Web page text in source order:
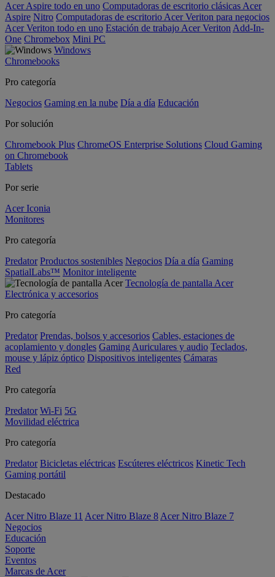
Acer Aspire todo en uno Computadoras de escritorio clásicas Acer
Aspire Nitro Computadoras de escritorio Acer Veriton para negocios
Acer Veriton todo en uno Estación de trabajo Acer Veriton Add-In-
One Chromebox Mini PC
Windows
Chromebooks
Pro categoría
Negocios Gaming en la nube Día a día Educación
Por solución
Chromebook Plus ChromeOS Enterprise Solutions Cloud Gaming
on Chromebook
Tablets
Por serie
Acer Iconia
Monitores
Pro categoría
Predator Productos sostenibles Negocios Día a día Gaming
SpatialLabs™ Monitor inteligente
Tecnología de pantalla Acer
Electrónica y accesorios
Pro categoría
Predator Prendas, bolsos y accesorios Cables, estaciones de
acoplamiento y dongles Gaming Auriculares y audio Teclados,
mouse y lápiz óptico Dispositivos inteligentes Cámaras
Red
Pro categoría
Predator Wi-Fi 5G
Movilidad eléctrica
Pro categoría
Predator Bicicletas eléctricas Escúteres eléctricos Kinetic Tech
Gaming portátil
Destacado
Acer Nitro Blaze 11 Acer Nitro Blaze 8 Acer Nitro Blaze 7
Negocios
Educación
Soporte
Eventos
Marcas de Acer